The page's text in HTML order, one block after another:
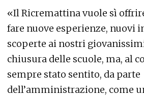
«Il Ricremattina vuole sì
fare nuove esperienze, nuovi
scoperte ai nostri
chiusura delle scuole, ma, al
sempre stato sentito, da parte
dell’amministrazione, come